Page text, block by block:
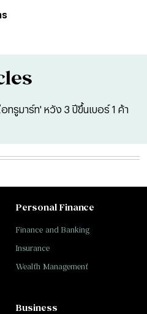
ทรูมาร์ท' หวัง 3 ปีขึ้นเบอร์ 1 ค้า
Personal Finance
Finance and Banking
Insurance
Wealth Management
Business